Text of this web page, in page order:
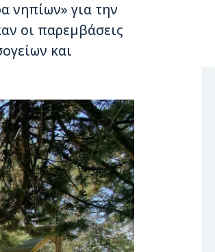
νηπίων» για την
οι παρεμβάσεις
και